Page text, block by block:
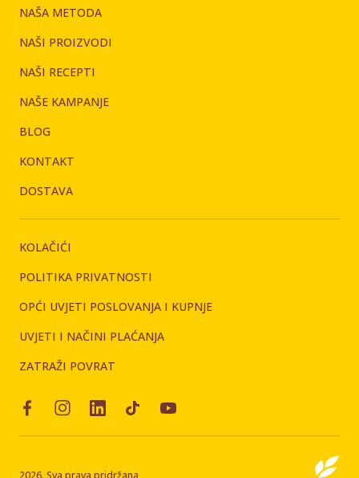
NAŠA METODA
NAŠI PROIZVODI
NAŠI RECEPTI
NAŠE KAMPANJE
BLOG
KONTAKT
DOSTAVA
KOLAČIĆI
POLITIKA PRIVATNOSTI
OPĆI UVJETI POSLOVANJA I KUPNJE
UVJETI I NAČINI PLAĆANJA
ZATRAŽI POVRAT